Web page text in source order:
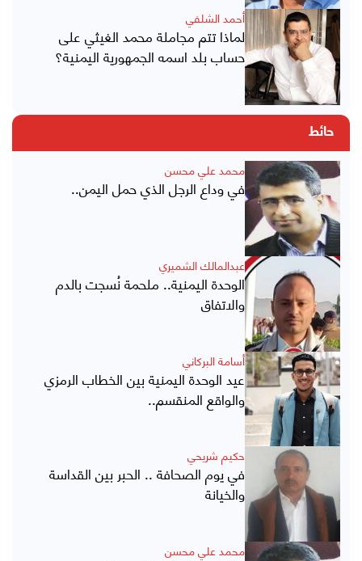
أحمد الشلفي
لماذا تتم مجاملة محمد الغيثي على
حساب بلد اسمه الجمهورية اليمنية؟
حائط
محمد علي محسن
في وداع الرجل الذي حمل اليمن..
عبدالمالك الشميري
الوحدة اليمنية.. ملحمة نُسجت بالدم
والاتفاق
أسامة البركاني
عيد الوحدة اليمنية بين الخطاب الرمزي
والواقع المنقسم..
حكيم شريحي
في يوم الصحافة .. الحبر بين القداسة
والخيانة
محمد علي محسن